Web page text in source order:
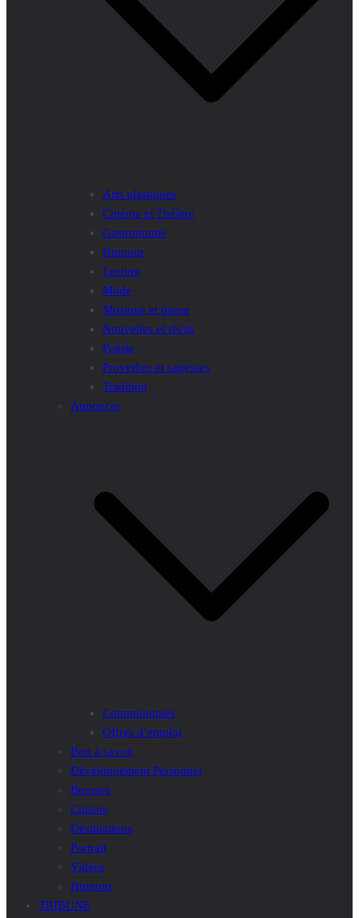
Arts plastiques
Cinéma et Théâtre
Gastronomie
Humour
Lecture
Mode
Musique et danse
Nouvelles et récits
Poésie
Proverbes et sagesses
Tradition
Annonces
Communiqués
Offres d’emploi
Bon à savoir
Développement Personnel
Bourses
Cuisine
Destinations
Portrait
Videos
Humour
TRIBUNE